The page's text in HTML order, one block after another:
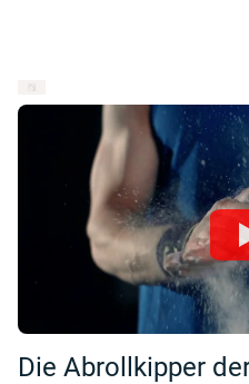
Die Abrollkipper